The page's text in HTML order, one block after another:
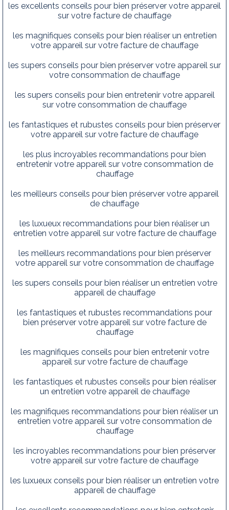
les excellents conseils pour bien préserver votre appareil
sur votre facture de chauffage
les magnifiques conseils pour bien réaliser un entretien
votre appareil sur votre facture de chauffage
les supers conseils pour bien préserver votre appareil sur
votre consommation de chauffage
les supers conseils pour bien entretenir votre appareil
sur votre consommation de chauffage
les fantastiques et rubustes conseils pour bien préserver
votre appareil sur votre facture de chauffage
les plus incroyables recommandations pour bien
entretenir votre appareil sur votre consommation de
chauffage
les meilleurs conseils pour bien préserver votre appareil
de chauffage
les luxueux recommandations pour bien réaliser un
entretien votre appareil sur votre facture de chauffage
les meilleurs recommandations pour bien préserver
votre appareil sur votre consommation de chauffage
les supers conseils pour bien réaliser un entretien votre
appareil de chauffage
les fantastiques et rubustes recommandations pour
bien préserver votre appareil sur votre facture de
chauffage
les magnifiques conseils pour bien entretenir votre
appareil sur votre facture de chauffage
les fantastiques et rubustes conseils pour bien réaliser
un entretien votre appareil de chauffage
les magnifiques recommandations pour bien réaliser un
entretien votre appareil sur votre consommation de
chauffage
les incroyables recommandations pour bien préserver
votre appareil sur votre facture de chauffage
les luxueux conseils pour bien réaliser un entretien votre
appareil de chauffage